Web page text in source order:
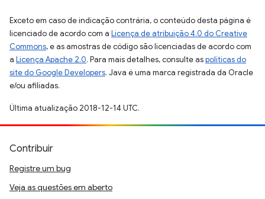
Exceto em caso de indicação contrária, o conteúdo desta página é
licenciado de acordo com a Licença de atribuição 4.0 do Creative
Commons, e as amostras de código são licenciadas de acordo com
a Licença Apache 2.0. Para mais detalhes, consulte aspolíticas do
site do Google Developers. Java é uma marca registrada da Oracle
e/ou afiliadas.
Última atualização 2018-12-14 UTC.
Contribuir
Registre um bug
Veja as questões em aberto